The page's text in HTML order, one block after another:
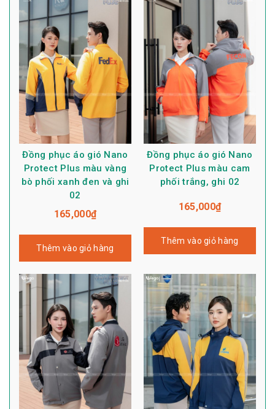
Đồng phục áo gió Nano
Protect Plus màu vàng
bò phối xanh đen và ghi
02
165,000₫
Thêm vào giỏ hàng
Đồng phục áo gió Nano
Protect Plus màu cam
phối trắng, ghi 02
165,000₫
Thêm vào giỏ hàng